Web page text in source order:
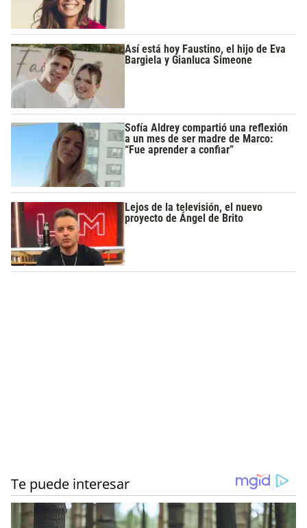
Así está hoy Faustino, el hijo de Eva
Bargiela y Gianluca Simeone
Sofía Aldrey compartió una reflexión
a un mes de ser madre de Marco:
“Fue aprender a confiar”
Lejos de la televisión, el nuevo
proyecto de Ángel de Brito